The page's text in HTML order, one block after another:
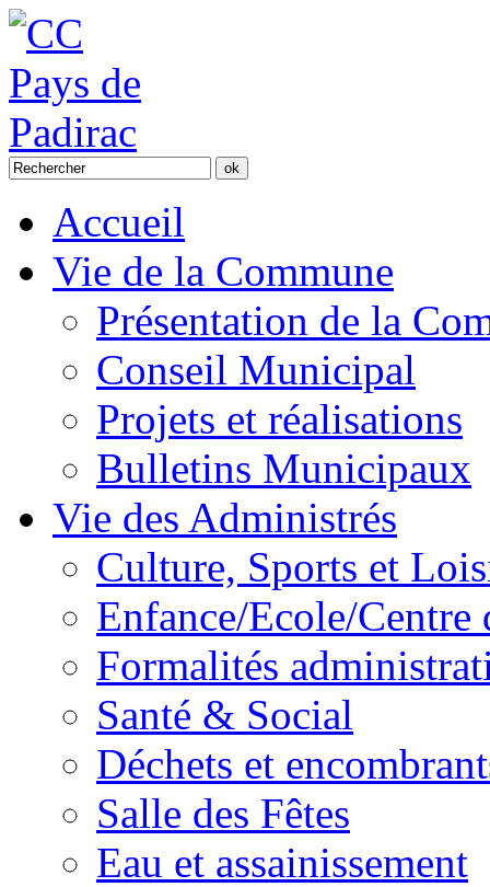
Accueil
Vie de la Commune
Présentation de la
Conseil Municipal
Projets et réalisations
Bulletins Municipaux
Vie des Administrés
Culture, Sports et
Enfance/Ecole/Centre
Formalités
Santé & Social
Déchets et
Salle des Fêtes
Eau et assainissement